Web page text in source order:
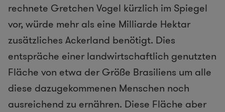
rechnete Gretchen Vogel kürzlich im Spiegel
vor, würde mehr als eine Milliarde Hektar
zusätzliches Ackerland benötigt. Dies
entspräche einer landwirtschaftlich genutzten
Fläche von etwa der Größe Brasiliens um alle
diese dazugekommenen Menschen noch
ausreichend zu ernähren. Diese Fläche aber